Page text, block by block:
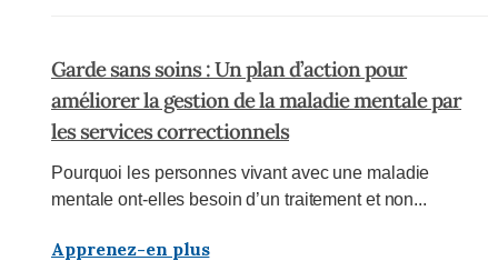
Garde sans soins : Un plan d’action pour
améliorer la gestion de la maladie mentale par
les services correctionnels
Pourquoi les personnes vivant avec une maladie
mentale ont-elles besoin d’un traitement et non...
Apprenez-en plus